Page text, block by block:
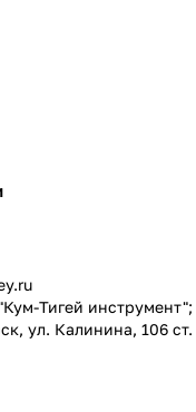
Тигей
ул. Калинина, 106 ст.